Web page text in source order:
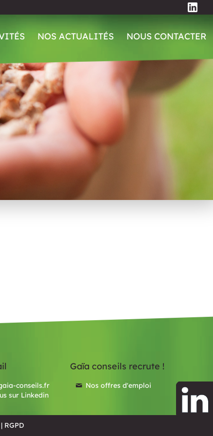
NOS ACTUALITÉS NOUS CONTACTER
conseils.fr
sur Linkedin
Gaïa conseils recrute !
Nos offres d'emploi
| RGPD